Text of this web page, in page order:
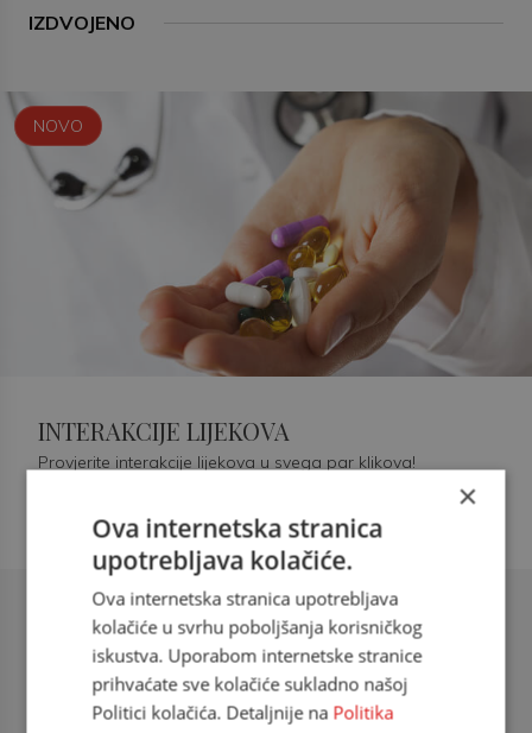
IZDVOJENO
Šećerna bolest tip 2 = kardiovaskularna
doc. dr. sc. Višnja Kokić Maleš,
dr.med., specijalististica
NOVO
INTERAKCIJE LIJEKOVA
Provjerite interakcije lijekova u svega par klikova!
×
Ova internetska stranica
upotrebljava kolačiće.
Ova internetska stranica upotrebljava
kolačiće u svrhu poboljšanja korisničkog
iskustva. Uporabom internetske stranice
prihvaćate sve kolačiće sukladno našoj
Politici kolačića. Detaljnije na Politika